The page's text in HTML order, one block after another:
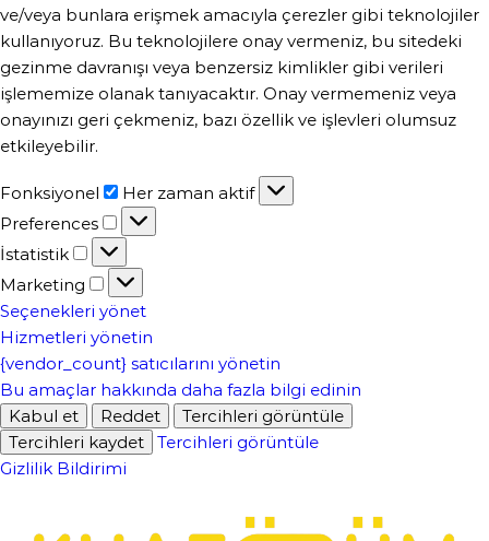
ve/veya bunlara erişmek amacıyla çerezler gibi teknolojiler
kullanıyoruz. Bu teknolojilere onay vermeniz, bu sitedeki
gezinme davranışı veya benzersiz kimlikler gibi verileri
işlememize olanak tanıyacaktır. Onay vermemeniz veya
onayınızı geri çekmeniz, bazı özellik ve işlevleri olumsuz
etkileyebilir.
Fonksiyonel Fonksiyonel
Her zaman aktif
Preferences
Preferences
İstatistik
İstatistik
Marketing
Marketing
Seçenekleri yönet
Hizmetleri yönetin
{vendor_count} satıcılarını yönetin
Bu amaçlar hakkında daha fazla bilgi edinin
Kabul et
Reddet
Tercihleri ​​görüntüle
Tercihleri ​​kaydet
Tercihleri ​​görüntüle
Gizlilik Bildirimi